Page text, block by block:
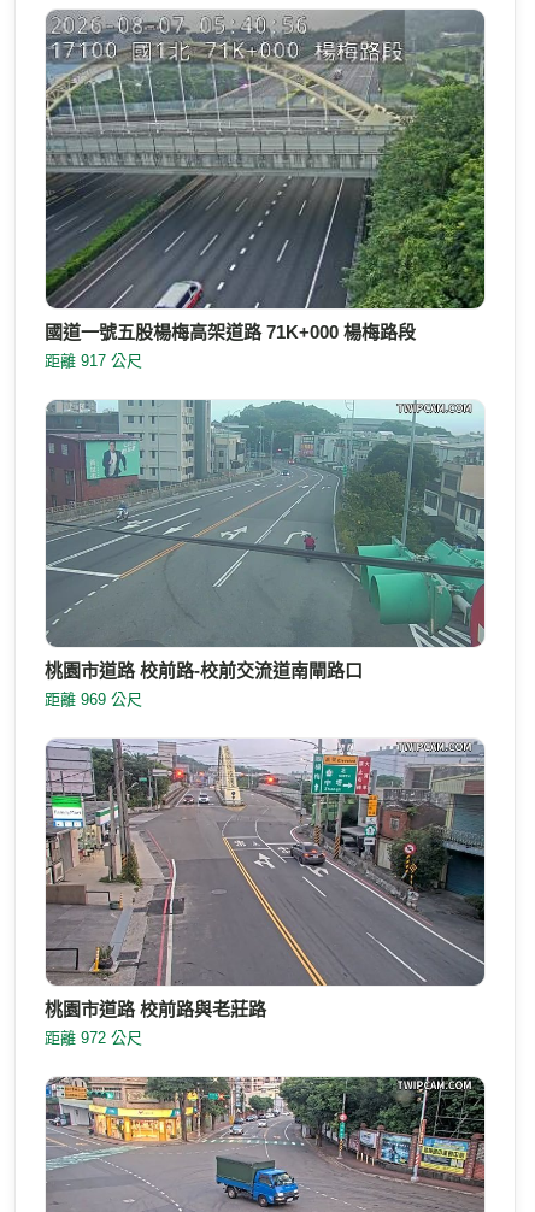
國道一號五股楊梅高架道路 71K+000 楊梅路段
距離 917 公尺
桃園市道路 校前路-校前交流道南閘路口
距離 969 公尺
桃園市道路 校前路與老莊路
距離 972 公尺